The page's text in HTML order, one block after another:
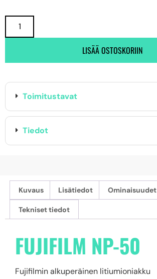
LISÄÄ OSTOSKORIIN
Toimitustavat
Tiedot
Kuvaus Lisätiedot Ominaisuudet
Tekniset tiedot
FUJIFILM NP-50
Fujifilmin alkuperäinen litiumioniakku